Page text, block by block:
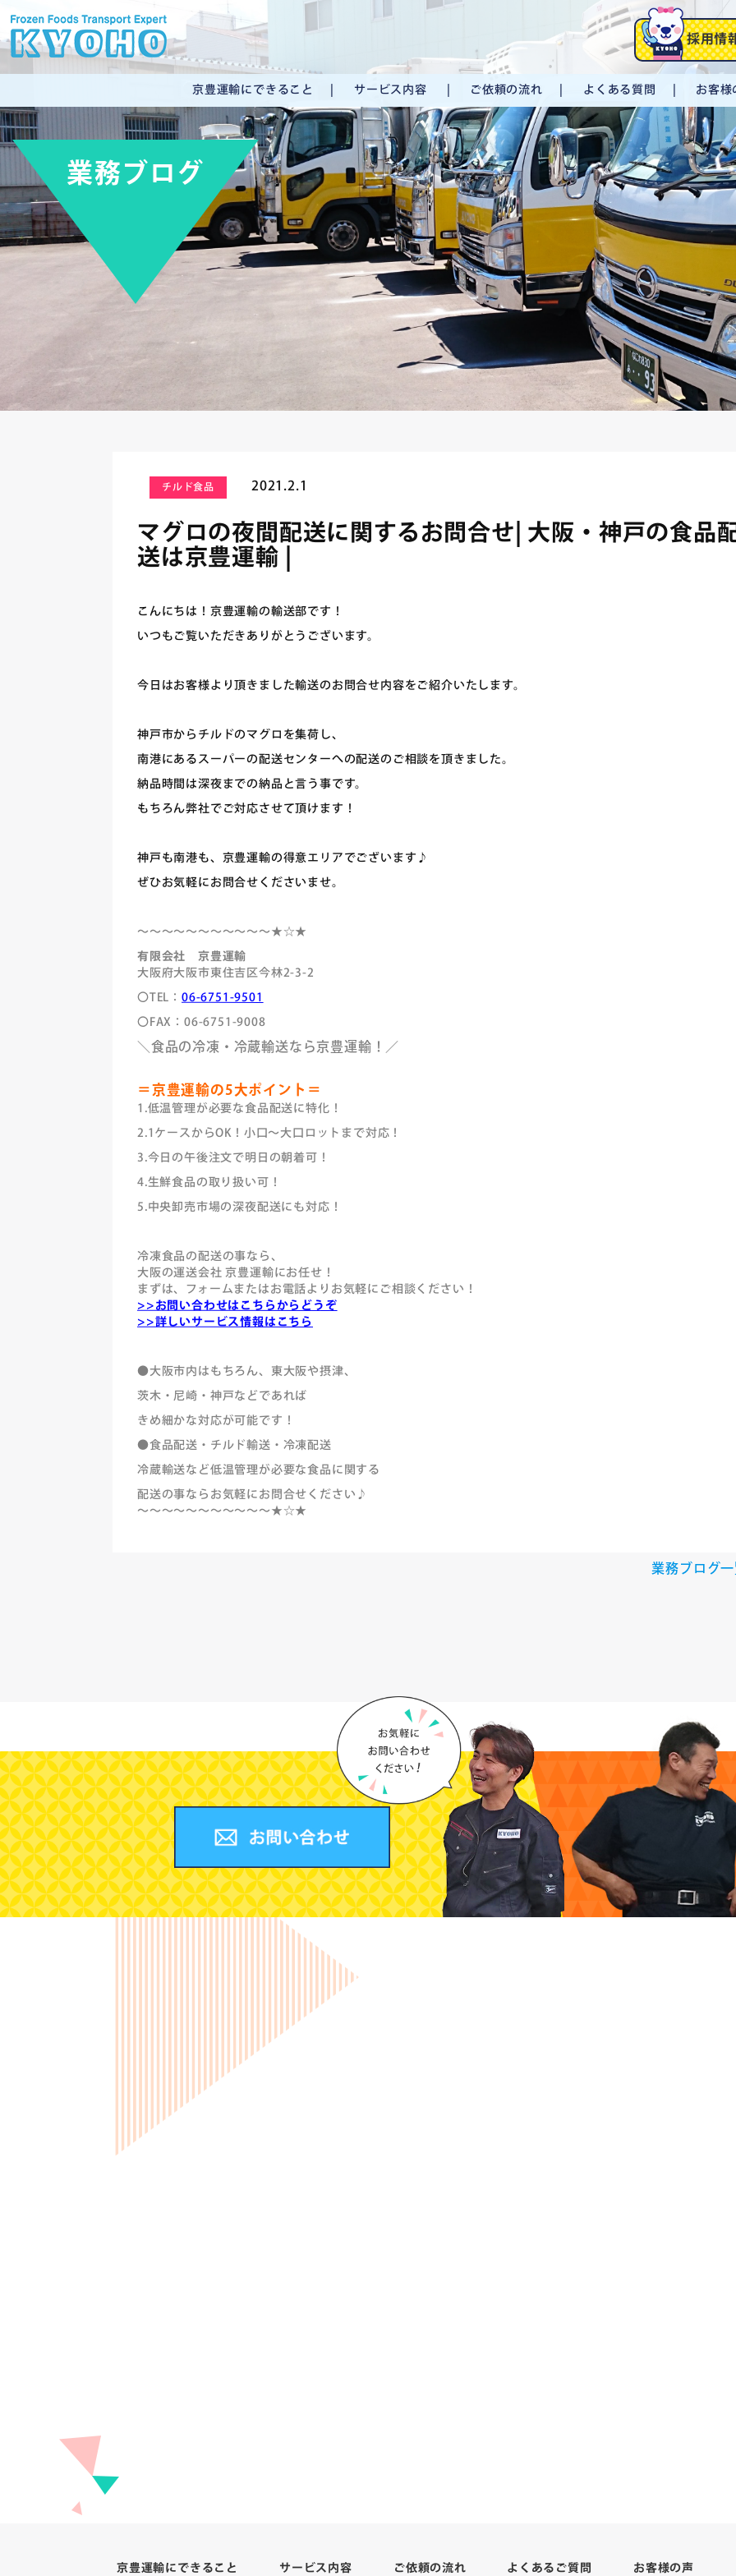
採用情
京豊運輸にできること サービス内容 ご依頼の流れ よくある質問 お客様
業務ブログ
チルド食品 2021.2.1
マグロの夜間配送に関するお問合せ| 大阪・神戸の食品
送は京豊運輸 |
こんにちは！京豊運輸の輸送部です！
いつもご覧いただきありがとうございます。
今日はお客様より頂きました輸送のお問合せ内容をご紹介いたします。
神戸市からチルドのマグロを集荷し、
南港にあるスーパーの配送センターへの配送のご相談を頂きました。
納品時間は深夜までの納品と言う事です。
もちろん弊社でご対応させて頂けます！
神戸も南港も、京豊運輸の得意エリアでございます♪
ぜひお気軽にお問合せくださいませ。
～～～～～～～～～～～★☆★
有限会社 京豊運輸
大阪府大阪市東住吉区今林2-3-2
〇TEL：06-6751-9501
〇FAX：06-6751-9008
＼食品の冷凍・冷蔵輸送なら京豊運輸！／
＝京豊運輸の5大ポイント＝
1.低温管理が必要な食品配送に特化！
2.1ケースからOK！小口～大口ロットまで対応！
3.今日の午後注文で明日の朝着可！
4.生鮮食品の取り扱い可！
5.中央卸売市場の深夜配送にも対応！
冷凍食品の配送の事なら、
大阪の運送会社 京豊運輸にお任せ！
まずは、フォームまたはお電話よりお気軽にご相談ください！
>>お問い合わせはこちらからどうぞ
>>詳しいサービス情報はこちら
●大阪市内はもちろん、東大阪や摂津、
茨木・尼崎・神戸などであれば
きめ細かな対応が可能です！
●食品配送・チルド輸送・冷凍配送
冷蔵輸送など低温管理が必要な食品に関する
配送の事ならお気軽にお問合せください♪
～～～～～～～～～～～★☆★
業務ブログ
京豊運輸にできること サービス内容 ご依頼の流れ よくあるご質問 お客様の声